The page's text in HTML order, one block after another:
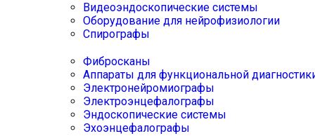
Видеоэндоскопические системы
Оборудование для нейрофизиологии
Спирографы
Фибросканы
Аппараты для функциональной
Электронейромиографы
Электроэнцефалографы
Эндоскопические системы
Эхоэнцефалографы